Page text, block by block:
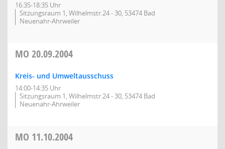
16:35-18:35 Uhr
Sitzungsraum 1, Wilhelmstr.24 - 30, 53474 Bad
Neuenahr-Ahrweiler
MO 20.09.2004
Kreis- und Umweltausschuss
14:00-14:35 Uhr
Sitzungsraum 1, Wilhelmstr.24 - 30, 53474 Bad
Neuenahr-Ahrweiler
MO 11.10.2004